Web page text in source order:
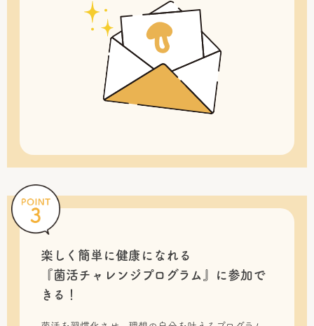
楽しく簡単に健康になれる
『菌活チャレンジプログラム』に 参加で
きる！